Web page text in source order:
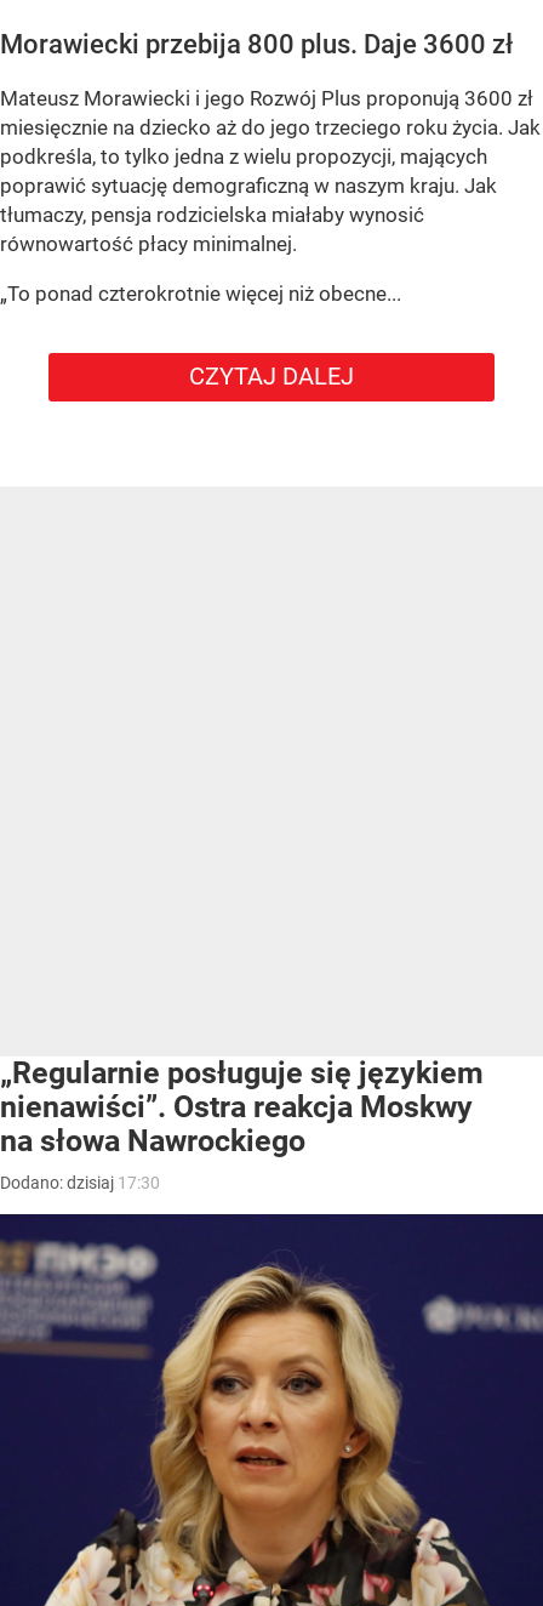
Morawiecki przebija 800 plus. Daje 3600 zł
Mateusz Morawiecki i jego Rozwój Plus proponują 3600 zł
miesięcznie na dziecko aż do jego trzeciego roku życia. Jak
podkreśla, to tylko jedna z wielu propozycji, mających
poprawić sytuację demograficzną w naszym kraju. Jak
tłumaczy, pensja rodzicielska miałaby wynosić
równowartość płacy minimalnej.
„To ponad czterokrotnie więcej niż obecne...
CZYTAJ DALEJ
„Regularnie posługuje się językiem
nienawiści”. Ostra reakcja Moskwy
na słowa Nawrockiego
Dodano:dzisiaj 17:30